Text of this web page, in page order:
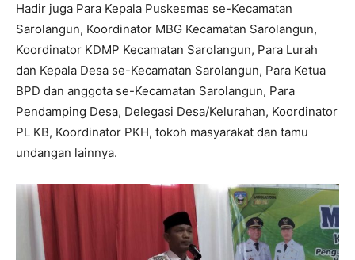
Hadir juga Para Kepala Puskesmas se-Kecamatan
Sarolangun, Koordinator MBG Kecamatan Sarolangun,
Koordinator KDMP Kecamatan Sarolangun, Para Lurah
dan Kepala Desa se-Kecamatan Sarolangun, Para Ketua
BPD dan anggota se-Kecamatan Sarolangun, Para
Pendamping Desa, Delegasi Desa/Kelurahan, Koordinator
PL KB, Koordinator PKH, tokoh masyarakat dan tamu
undangan lainnya.